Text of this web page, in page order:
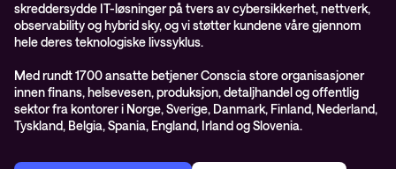
skreddersydde IT-løsninger på tvers av cybersikkerhet, nettverk,
observability og hybrid sky, og vi støtter kundene våre gjennom
hele deres teknologiske livssyklus.
Med rundt 1700 ansatte betjener Conscia store organisasjoner
innen finans, helsevesen, produksjon, detaljhandel og offentlig
sektor fra kontorer i Norge, Sverige, Danmark, Finland, Nederland,
Tyskland, Belgia, Spania, England, Irland og Slovenia.